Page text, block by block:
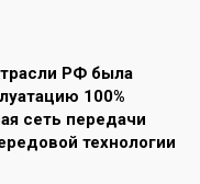
РФ была
100%
сеть передачи
технологии